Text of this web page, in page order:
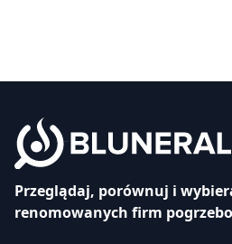
Przeglądaj, porównuj i
renomowanych firm